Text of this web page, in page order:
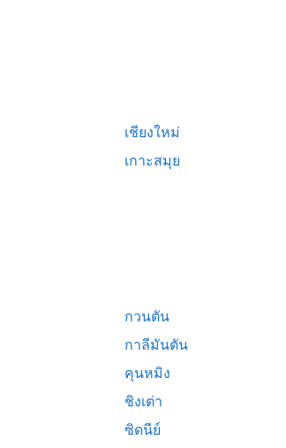
เชียงใหม่
เกาะสมุย
กวนตัน
กาลีมันตัน
คุนหมิง
ชิงเต่า
ซิดนีย์